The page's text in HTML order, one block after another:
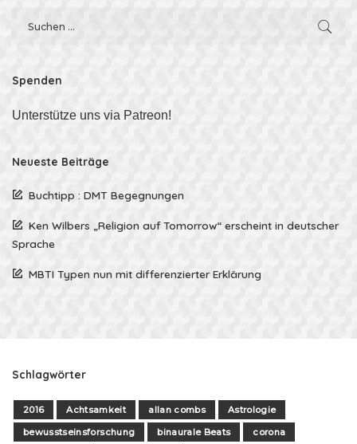
Spenden
Unterstütze uns via Patreon!
Neueste Beiträge
Buchtipp : DMT Begegnungen
Ken Wilbers „Religion auf Tomorrow“ erscheint in deutscher
Sprache
MBTI Typen nun mit differenzierter Erklärung
Schlagwörter
2016 Achtsamkeit allan combs
Astrologie
bewusstseinsforschung
binaurale Beats
corona